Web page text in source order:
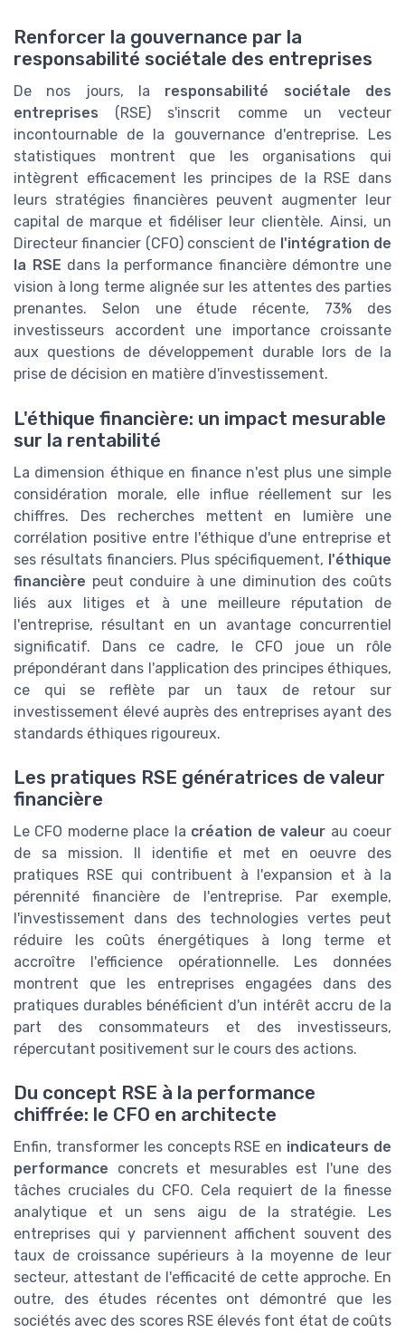
Renforcer la gouvernance par la
responsabilité sociétale des entreprises
De nos jours, la responsabilité sociétale des
entreprises (RSE) s'inscrit comme un vecteur
incontournable de la gouvernance d'entreprise. Les
statistiques montrent que les organisations qui
intègrent efficacement les principes de la RSE dans
leurs stratégies financières peuvent augmenter leur
capital de marque et fidéliser leur clientèle. Ainsi, un
Directeur financier (CFO) conscient de l'intégration de
la RSE dans la performance financière démontre une
vision à long terme alignée sur les attentes des parties
prenantes. Selon une étude récente, 73% des
investisseurs accordent une importance croissante
aux questions de développement durable lors de la
prise de décision en matière d'investissement.
L'éthique financière: un impact mesurable
sur la rentabilité
La dimension éthique en finance n'est plus une simple
considération morale, elle influe réellement sur les
chiffres. Des recherches mettent en lumière une
corrélation positive entre l'éthique d'une entreprise et
ses résultats financiers. Plus spécifiquement, l'éthique
financière peut conduire à une diminution des coûts
liés aux litiges et à une meilleure réputation de
l'entreprise, résultant en un avantage concurrentiel
significatif. Dans ce cadre, le CFO joue un rôle
prépondérant dans l'application des principes éthiques,
ce qui se reflète par un taux de retour sur
investissement élevé auprès des entreprises ayant des
standards éthiques rigoureux.
Les pratiques RSE génératrices de valeur
financière
Le CFO moderne place la création de valeur au coeur
de sa mission. Il identifie et met en oeuvre des
pratiques RSE qui contribuent à l'expansion et à la
pérennité financière de l'entreprise. Par exemple,
l'investissement dans des technologies vertes peut
réduire les coûts énergétiques à long terme et
accroître l'efficience opérationnelle. Les données
montrent que les entreprises engagées dans des
pratiques durables bénéficient d'un intérêt accru de la
part des consommateurs et des investisseurs,
répercutant positivement sur le cours des actions.
Du concept RSE à la performance
chiffrée: le CFO en architecte
Enfin, transformer les concepts RSE en indicateurs de
performance concrets et mesurables est l'une des
tâches cruciales du CFO. Cela requiert de la finesse
analytique et un sens aigu de la stratégie. Les
entreprises qui y parviennent affichent souvent des
taux de croissance supérieurs à la moyenne de leur
secteur, attestant de l'efficacité de cette approche. En
outre, des études récentes ont démontré que les
sociétés avec des scores RSE élevés font état de coûts